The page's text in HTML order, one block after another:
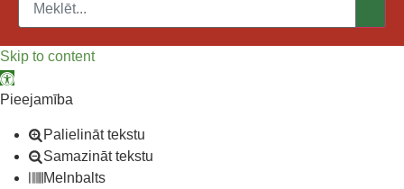
Skip to content
Open toolbar
Pieejamība
Palielināt tekstu
Samazināt tekstu
Melnbalts